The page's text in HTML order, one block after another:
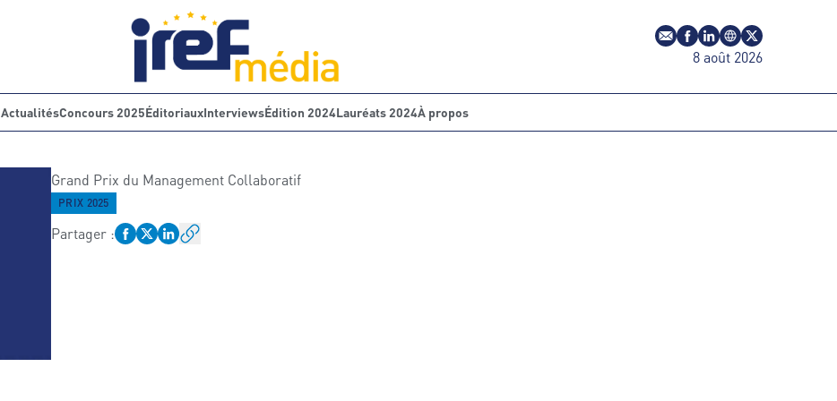
E-mailProfil Facebook
Profil LinkedIn
Site webProfil Twitter
8 août 2026
ActualitésConcours 2025ÉditoriauxInterviewsÉdition 2024Lauréats 2024À propos
Grand Prix du Management Collaboratif
PRIX 2025
Partager :